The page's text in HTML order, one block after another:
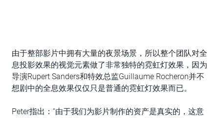
由于整部影片中拥有大量的夜景场景，所以整个团队对全
息投影效果的视觉元素做了非常独特的霓虹灯效果，因为
导演Rupert Sanders和特效总监Guillaume Rocheron并不
想剧中的全息效果仅仅只是普通的霓虹灯效果而已。
Peter指出：“由于我们为影片制作的资产是真实的，这意